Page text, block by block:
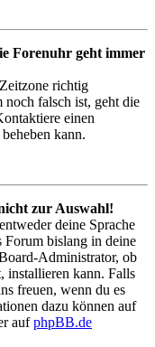
Forenuhr geht immer
richtig
noch falsch ist, geht die
einen
kann.
zur Auswahl!
deine Sprache
Forum bislang in deine
Administrator, ob
installieren kann. Falls
freuen, wenn du es
dazu können auf
aufphpBB.de